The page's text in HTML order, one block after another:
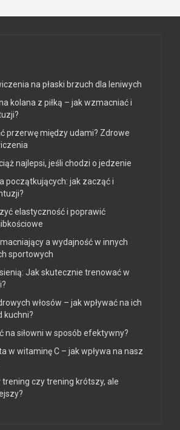
na płaski brzuch dla leniwych
kolana z piłką – jak wzmacniać i
przerwę między udami? Zdrowe
najlepsi, jeśli chodzi o jedzenie
początkujących: jak zacząć i
elastyczność i poprawić
a wydajność w innych
sportowych
Jak skutecznie trenować w
włosów – jak wpływać na ich
kuchni?
na siłowni w sposób efektywny?
w witaminę C – jak wpływa na nasz
trening czy trening krótszy, ale